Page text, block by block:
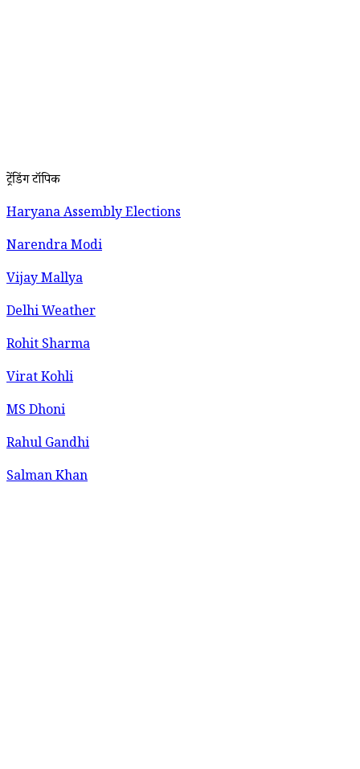
ट्रेंडिंग टॉपिक
Haryana Assembly Elections
Narendra Modi
Vijay Mallya
Delhi Weather
Rohit Sharma
Virat Kohli
MS Dhoni
Rahul Gandhi
Salman Khan